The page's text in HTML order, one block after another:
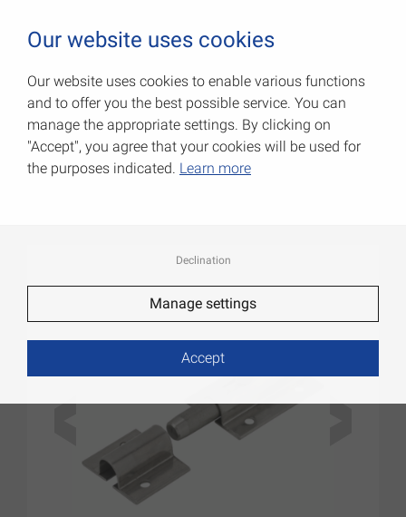
Болтовые задвижки с
кнопкой
Артикул: 010227080
Our website uses cookies
Our website uses cookies to enable various functions
and to offer you the best possible service. You can
manage the appropriate settings. By clicking on
"Accept", you agree that your cookies will be used for
the purposes indicated. Learn more
Declination
Manage settings
Accept